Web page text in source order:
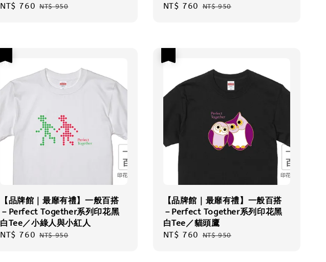
Sale
NT$ 760 Regular
NT$ 950
Sale
NT$ 760 Regular
NT$ 950
【品牌館｜最靡有禮】一般百搭
－Perfect Together系列印花黑
白Tee／小綠人與小紅人
Sale
NT$ 760 Regular
NT$ 950
【品牌館｜最靡有禮】一般百搭
－Perfect Together系列印花黑
白Tee／貓頭鷹
Sale
NT$ 760 Regular
NT$ 950